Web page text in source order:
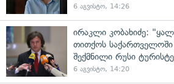
6 აგვისტო, 14:26
ირაკლი კობახიძე:
თითქოს
შექმნილი რუსი
6 აგვისტო, 14:20